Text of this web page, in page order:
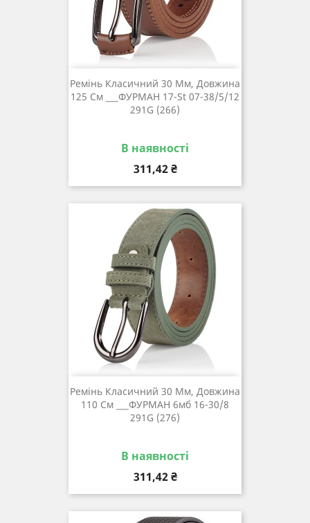
Ремінь Класичний 30 Мм, Довжина
125 См ___ФУРМАН 17-St 07-38/5/12
291G (266)
В наявності
Ціна
311,42 ₴
Ремінь Класичний 30 Мм, Довжина
110 См ___ФУРМАН 6мб 16-30/8
291G (276)
В наявності
Ціна
311,42 ₴